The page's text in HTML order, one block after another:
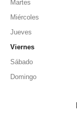
Martes
Miércoles
Jueves
Viernes
Sábado
Domingo